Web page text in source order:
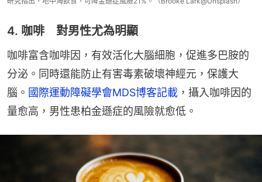
4. 咖啡 對男性尤為明顯
咖啡富含咖啡因，有效活化大腦細胞，促進多巴胺的
分泌。同時還能防止有害毒素破壞神經元，保護大
腦。 國際運動障礙學會MDS博客記載 ，攝入咖啡因的
量愈高，男性患柏金遜症的風險就愈低。